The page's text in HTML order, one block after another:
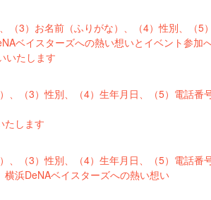
（3）お名前（ふりがな）、（4）性別、（5
ベイスターズへの熱い想いとイベント参加
いたします
、（3）性別、（4）生年月日、（5）電話番
たします
、（3）性別、（4）生年月日、（5）電話番
横浜DeNAベイスターズへの熱い想い